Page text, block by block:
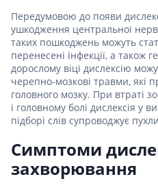
Передумовою до появи
ушкодження центральної
таких пошкоджень можуть
перенесені інфекції, а також
дорослому віці дислексію
черепно-мозкові травми, які
головного мозку. При втраті
і головному болі дислексія у
підборі слів супроводжує
Симптоми
захворювання